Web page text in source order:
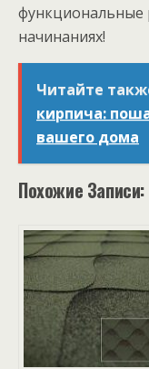
функциональные
начинаниях!
Читайте
кирпича:
вашего дома
Похожие Записи: